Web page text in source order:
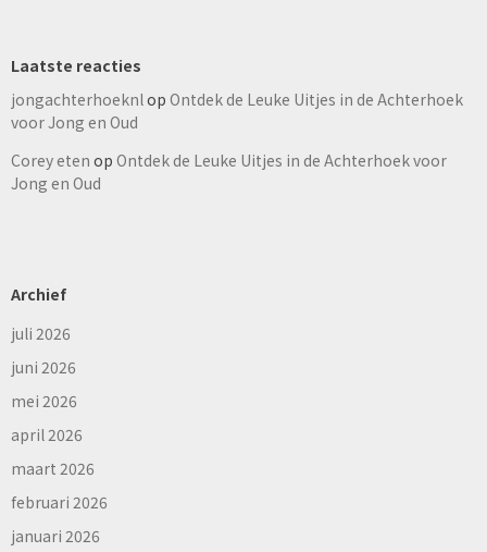
Laatste reacties
jongachterhoeknl op Ontdek de Leuke Uitjes in de Achterhoek
voor Jong en Oud
Corey eten op Ontdek de Leuke Uitjes in de Achterhoek voor
Jong en Oud
Archief
juli 2026
juni 2026
mei 2026
april 2026
maart 2026
februari 2026
januari 2026